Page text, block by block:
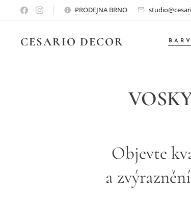
PRODEJNA BRNO
CESARIO DECOR
Objevte
a